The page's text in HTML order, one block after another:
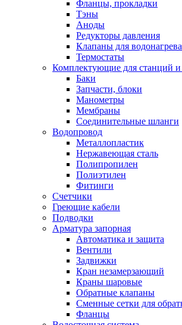
Обмен и возврат товара
Вакансии
Фланцы, прокладки
Тэны
Аноды
Редукторы давления
Клапаны для
Термостаты
Комплектующие для станций и
Баки
Запчасти, блоки
Манометры
Мембраны
Соединительные шланги
Водопровод
Металлопластик
Нержавеющая сталь
Полипропилен
Полиэтилен
Фитинги
Счетчики
Греющие кабели
Подводки
Арматура запорная
Автоматика и защита
Вентили
Задвижки
Кран незамерзающий
Краны шаровые
Обратные клапаны
Сменные сетки для
Фланцы